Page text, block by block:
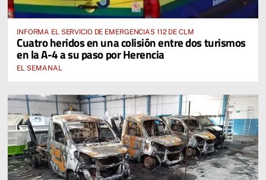
INFORMA EL SERVICIO DE EMERGENCIAS 112 DE CLM
Cuatro heridos en una colisión entre dos turismos
en la A-4 a su paso por Herencia
EL SEMANAL